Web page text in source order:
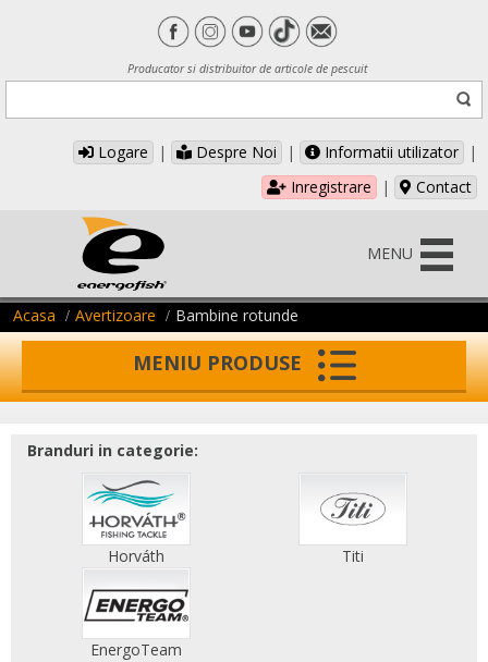
Producator si distribuitor de articole de pescuit
Logare | Despre Noi | Informatii utilizator
|
Inregistrare
| Contact
MENU
Acasa Avertizoare Bambine rotunde
MENIU PRODUSE
Branduri in categorie:
Horváth Titi
EnergoTeam